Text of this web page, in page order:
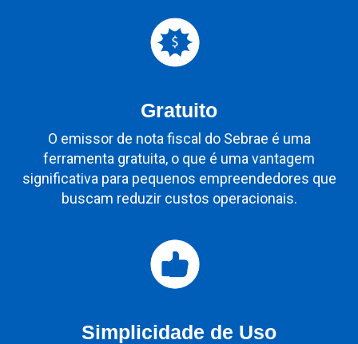
Gratuito
O emissor de nota fiscal do Sebrae é uma
ferramenta gratuita, o que é uma vantagem
significativa para pequenos empreendedores que
buscam reduzir custos operacionais.
Simplicidade de Uso